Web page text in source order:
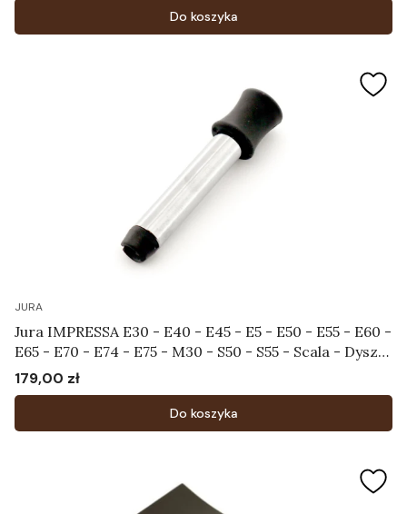
Do koszyka
JURA
Jura IMPRESSA E30 - E40 - E45 - E5 - E50 - E55 - E60 -
E65 - E70 - E74 - E75 - M30 - S50 - S55 - Scala - Dysza
spieniająca Art.60053
Cena
179,00 zł
Do koszyka